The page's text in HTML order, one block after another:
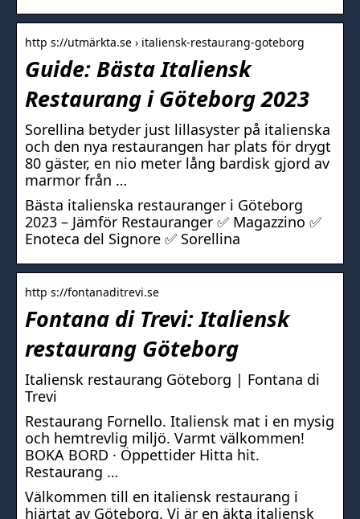
http s://utmärkta.se › italiensk-restaurang-goteborg
Guide: Bästa Italiensk
Restaurang i Göteborg 2023
Sorellina betyder just lillasyster på italienska
och den nya restaurangen har plats för drygt
80 gäster, en nio meter lång bardisk gjord av
marmor från …
Bästa italienska restauranger i Göteborg
2023 – Jämför Restauranger ✅ Magazzino ✅
Enoteca del Signore ✅ Sorellina
http s://fontanaditrevi.se
Fontana di Trevi: Italiensk
restaurang Göteborg
Italiensk restaurang Göteborg | Fontana di
Trevi
Restaurang Fornello. Italiensk mat i en mysig
och hemtrevlig miljö. Varmt välkommen!
BOKA BORD · Öppettider Hitta hit.
Restaurang …
Välkommen till en italiensk restaurang i
hjärtat av Göteborg. Vi är en äkta italiensk